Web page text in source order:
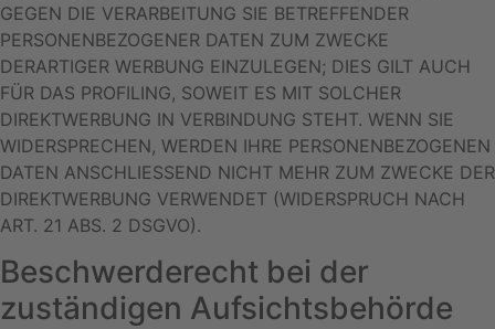
GEGEN DIE VERARBEITUNG SIE BETREFFENDER
PERSONENBEZOGENER DATEN ZUM ZWECKE
DERARTIGER WERBUNG EINZULEGEN; DIES GILT AUCH
FÜR DAS PROFILING, SOWEIT ES MIT SOLCHER
DIREKTWERBUNG IN VERBINDUNG STEHT. WENN SIE
WIDERSPRECHEN, WERDEN IHRE PERSONENBEZOGENEN
DATEN ANSCHLIESSEND NICHT MEHR ZUM ZWECKE DER
DIREKTWERBUNG VERWENDET (WIDERSPRUCH NACH
ART. 21 ABS. 2 DSGVO).
Beschwerde­recht bei der
zuständigen Aufsichts­behörde